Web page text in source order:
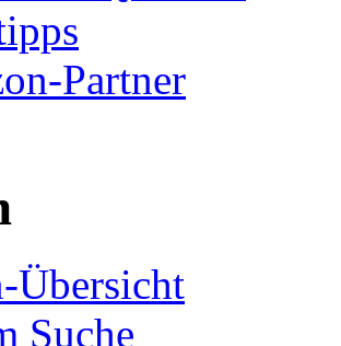
Partner
Übersicht
Suche